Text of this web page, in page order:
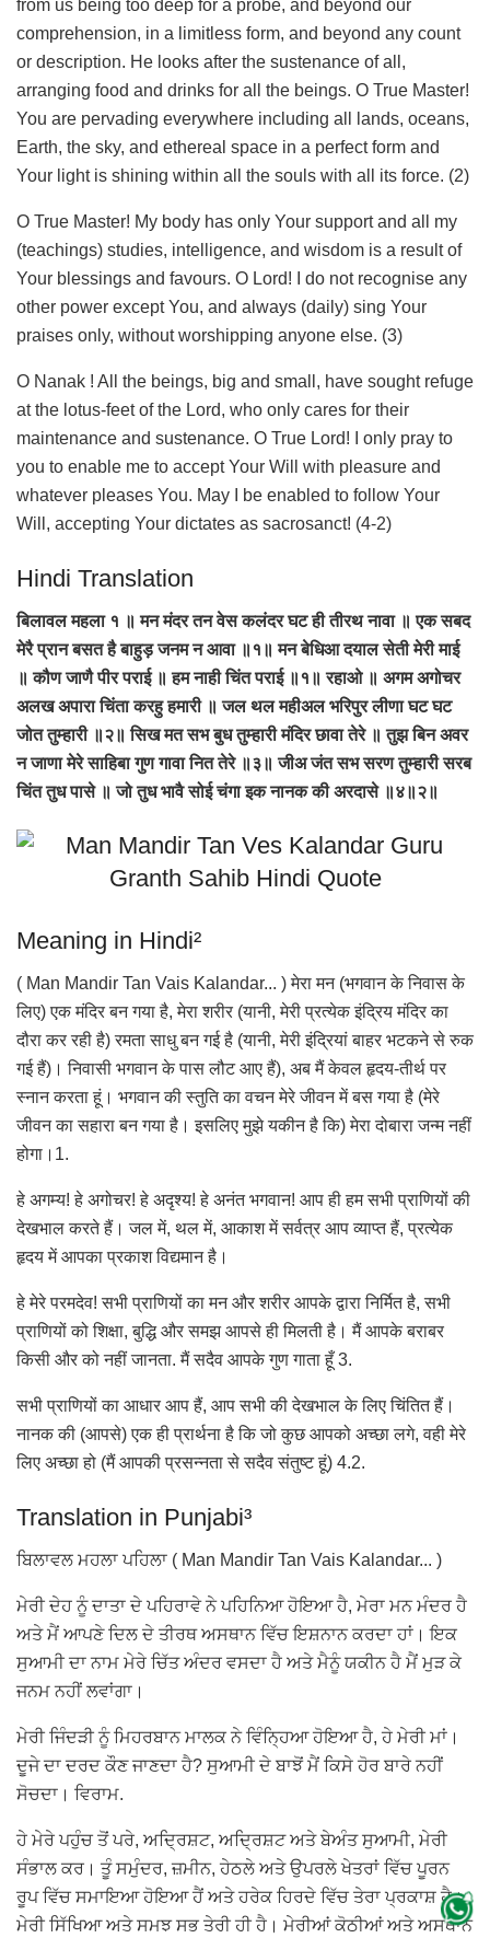
from us being too deep for a probe, and beyond our
comprehension, in a limitless form, and beyond any count
or description. He looks after the sustenance of all,
arranging food and drinks for all the beings. O True Master!
You are pervading everywhere including all lands, oceans,
Earth, the sky, and ethereal space in a perfect form and
Your light is shining within all the souls with all its force. (2)
O True Master! My body has only Your support and all my
(teachings) studies, intelligence, and wisdom is a result of
Your blessings and favours. O Lord! I do not recognise any
other power except You, and always (daily) sing Your
praises only, without worshipping anyone else. (3)
O Nanak ! All the beings, big and small, have sought refuge
at the lotus-feet of the Lord, who only cares for their
maintenance and sustenance. O True Lord! I only pray to
you to enable me to accept Your Will with pleasure and
whatever pleases You. May I be enabled to follow Your
Will, accepting Your dictates as sacrosanct! (4-2)
Hindi Translation
बिलावल महला १ ॥ मन मंदर तन वेस कलंदर घट ही तीरथ नावा ॥ एक सबद
मेरै प्रान बसत है बाहुड़ जनम न आवा ॥१॥ मन बेधिआ दयाल सेती मेरी माई
॥ कौण जाणै पीर पराई ॥ हम नाही चिंत पराई ॥१॥ रहाओ ॥ अगम अगोचर
अलख अपारा चिंता करहु हमारी ॥ जल थल महीअल भरिपुर लीणा घट घट
जोत तुम्हारी ॥२॥ सिख मत सभ बुध तुम्हारी मंदिर छावा तेरे ॥ तुझ बिन अवर
न जाणा मेरे साहिबा गुण गावा नित तेरे ॥३॥ जीअ जंत सभ सरण तुम्हारी सरब
चिंत तुध पासे ॥ जो तुध भावै सोई चंगा इक नानक की अरदासे ॥४॥२॥
Meaning in Hindi²
( Man Mandir Tan Vais Kalandar... ) मेरा मन (भगवान के निवास के
लिए) एक मंदिर बन गया है, मेरा शरीर (यानी, मेरी प्रत्येक इंद्रिय मंदिर का
दौरा कर रही है) रमता साधु बन गई है (यानी, मेरी इंद्रियां बाहर भटकने से रुक
गई हैं)। निवासी भगवान के पास लौट आए हैं), अब मैं केवल हृदय-तीर्थ पर
स्नान करता हूं। भगवान की स्तुति का वचन मेरे जीवन में बस गया है (मेरे
जीवन का सहारा बन गया है। इसलिए मुझे यकीन है कि) मेरा दोबारा जन्म नहीं
होगा।1.
हे अगम्य! हे अगोचर! हे अदृश्य! हे अनंत भगवान! आप ही हम सभी प्राणियों की
देखभाल करते हैं। जल में, थल में, आकाश में सर्वत्र आप व्याप्त हैं, प्रत्येक
हृदय में आपका प्रकाश विद्यमान है।
हे मेरे परमदेव! सभी प्राणियों का मन और शरीर आपके द्वारा निर्मित है, सभी
प्राणियों को शिक्षा, बुद्धि और समझ आपसे ही मिलती है। मैं आपके बराबर
किसी और को नहीं जानता. मैं सदैव आपके गुण गाता हूँ 3.
सभी प्राणियों का आधार आप हैं, आप सभी की देखभाल के लिए चिंतित हैं।
नानक की (आपसे) एक ही प्रार्थना है कि जो कुछ आपको अच्छा लगे, वही मेरे
लिए अच्छा हो (मैं आपकी प्रसन्नता से सदैव संतुष्ट हूं) 4.2.
Translation in Punjabi³
ਬਿਲਾਵਲ ਮਹਲਾ ਪਹਿਲਾ ( Man Mandir Tan Vais Kalandar... )
ਮੇਰੀ ਦੇਹ ਨੂੰ ਦਾਤਾ ਦੇ ਪਹਿਰਾਵੇ ਨੇ ਪਹਿਨਿਆ ਹੋਇਆ ਹੈ, ਮੇਰਾ ਮਨ ਮੰਦਰ ਹੈ
ਅਤੇ ਮੈਂ ਆਪਣੇ ਦਿਲ ਦੇ ਤੀਰਥ ਅਸਥਾਨ ਵਿੱਚ ਇਸ਼ਨਾਨ ਕਰਦਾ ਹਾਂ। ਇਕ
ਸੁਆਮੀ ਦਾ ਨਾਮ ਮੇਰੇ ਚਿੱਤ ਅੰਦਰ ਵਸਦਾ ਹੈ ਅਤੇ ਮੈਨੂੰ ਯਕੀਨ ਹੈ ਮੈਂ ਮੁੜ ਕੇ
ਜਨਮ ਨਹੀਂ ਲਵਾਂਗਾ।
ਮੇਰੀ ਜਿੰਦੜੀ ਨੂੰ ਮਿਹਰਬਾਨ ਮਾਲਕ ਨੇ ਵਿੰਨ੍ਹਿਆ ਹੋਇਆ ਹੈ, ਹੇ ਮੇਰੀ ਮਾਂ।
ਦੂਜੇ ਦਾ ਦਰਦ ਕੌਣ ਜਾਣਦਾ ਹੈ? ਸੁਆਮੀ ਦੇ ਬਾਝੋਂ ਮੈਂ ਕਿਸੇ ਹੋਰ ਬਾਰੇ ਨਹੀਂ
ਸੋਚਦਾ। ਵਿਰਾਮ.
ਹੇ ਮੇਰੇ ਪਹੁੰਚ ਤੋਂ ਪਰੇ, ਅਦ੍ਰਿਸ਼ਟ, ਅਦ੍ਰਿਸ਼ਟ ਅਤੇ ਬੇਅੰਤ ਸੁਆਮੀ, ਮੇਰੀ
ਸੰਭਾਲ ਕਰ। ਤੂੰ ਸਮੁੰਦਰ, ਜ਼ਮੀਨ, ਹੇਠਲੇ ਅਤੇ ਉਪਰਲੇ ਖੇਤਰਾਂ ਵਿੱਚ ਪੂਰਨ
ਰੂਪ ਵਿੱਚ ਸਮਾਇਆ ਹੋਇਆ ਹੈਂ ਅਤੇ ਹਰੇਕ ਹਿਰਦੇ ਵਿੱਚ ਤੇਰਾ ਪ੍ਰਕਾਸ਼ ਹੈ।
ਮੇਰੀ ਸਿੱਖਿਆ ਅਤੇ ਸਮਝ ਸਭ ਤੇਰੀ ਹੀ ਹੈ। ਮੇਰੀਆਂ ਕੋਠੀਆਂ ਅਤੇ ਅਸਥਾਨ